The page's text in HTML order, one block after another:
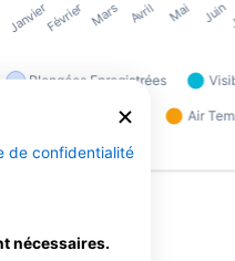
de confidentialité
nécessaires.